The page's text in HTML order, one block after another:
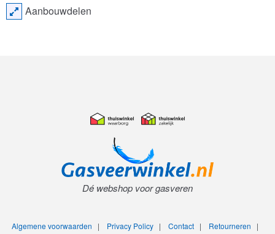
Aanbouwdelen
Dé webshop voor gasveren
Algemene voorwaarden | Privacy Policy| Contact| Retourneren |